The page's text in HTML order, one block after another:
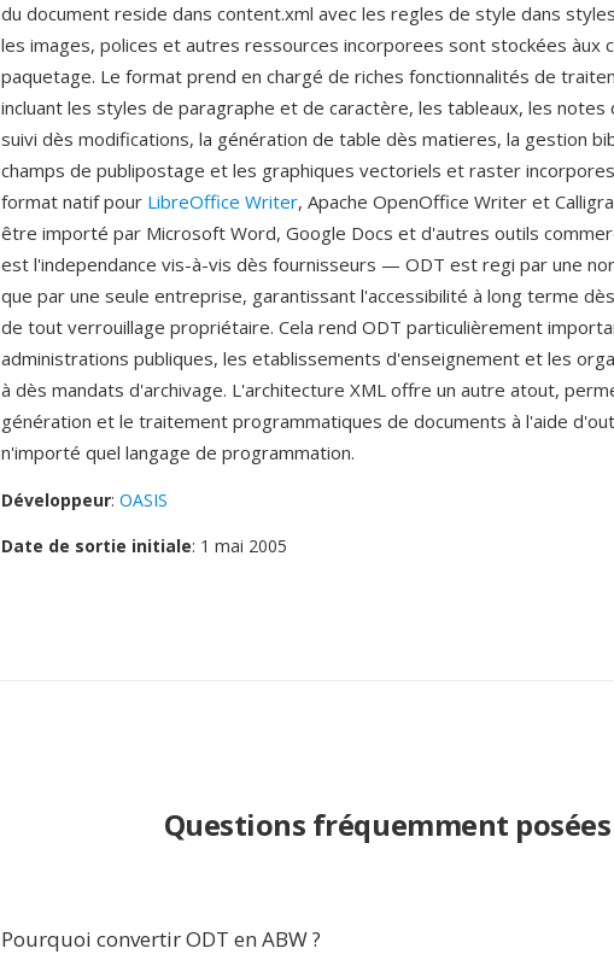
du document reside dans content.xml avec les regles de style dans
les images, polices et autres ressources incorporees sont stockées àux
paquetage. Le format prend en chargé de riches fonctionnalités de
incluant les styles de paragraphe et de caractère, les tableaux, les notes
suivi dès modifications, la génération de table dès matieres, la gestion
champs de publipostage et les graphiques vectoriels et raster
format natif pour LibreOffice Writer, Apache OpenOffice Writer et
être importé par Microsoft Word, Google Docs et d'autres outils
est l'independance vis-à-vis dès fournisseurs — ODT est regi par une
que par une seule entreprise, garantissant l'accessibilité à long terme
de tout verrouillage propriétaire. Cela rend ODT particulièrement
administrations publiques, les etablissements d'enseignement et les
à dès mandats d'archivage. L'architecture XML offre un autre atout,
génération et le traitement programmatiques de documents à l'aide
n'importé quel langage de programmation.
Développeur: OASIS
Date de sortie initiale: 1 mai 2005
Questions fréquemment posées
Pourquoi convertir ODT en ABW ?